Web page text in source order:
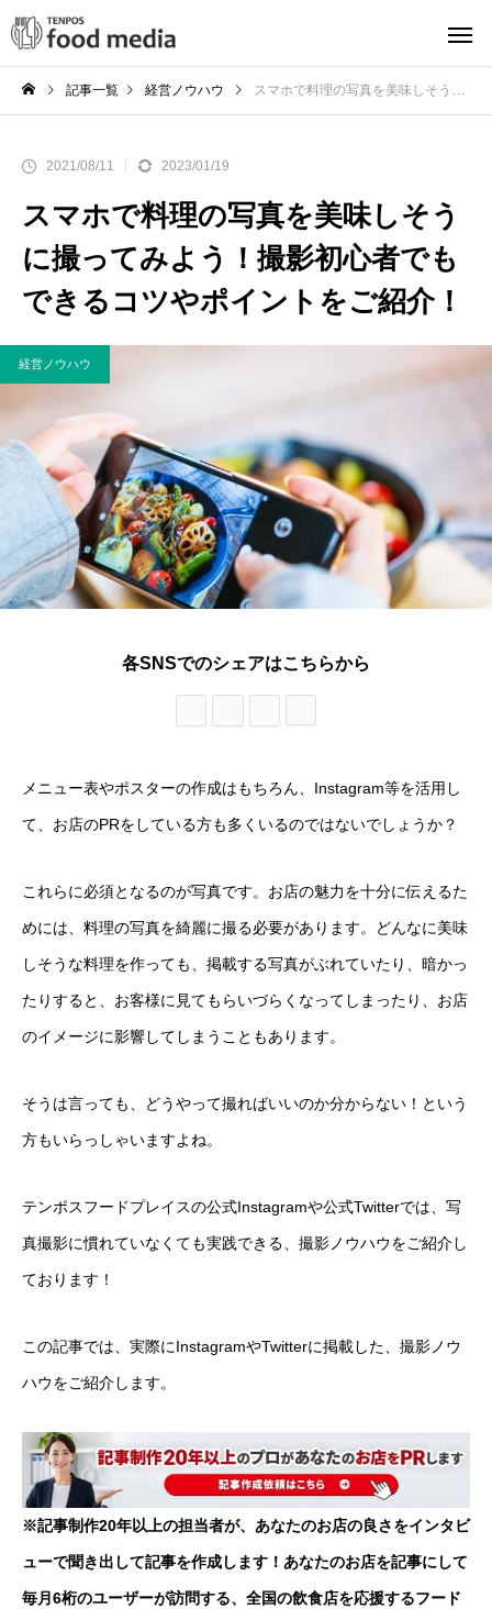
記事一覧 経営ノウハウ スマホで料理の写真を美味しそうに撮ってみよう！撮影初心者でもできるコツやポイントをご紹介！
2021/08/11 2023/01/19
スマホで料理の写真を美味しそう
に撮ってみよう！撮影初心者でも
できるコツやポイントをご紹介！
経営ノウハウ
各SNSでのシェアはこちらから
メニュー表やポスターの作成はもちろん、Instagram等を活用し
て、お店のPRをしている方も多くいるのではないでしょうか？
これらに必須となるのが写真です。お店の魅力を十分に伝えるた
めには、料理の写真を綺麗に撮る必要があります。どんなに美味
しそうな料理を作っても、掲載する写真がぶれていたり、暗かっ
たりすると、お客様に見てもらいづらくなってしまったり、お店
のイメージに影響してしまうこともあります。
そうは言っても、どうやって撮ればいいのか分からない！という
方もいらっしゃいますよね。
テンポスフードプレイスの公式Instagramや公式Twitterでは、写
真撮影に慣れていなくても実践できる、撮影ノウハウをご紹介し
ております！
この記事では、実際にInstagramやTwitterに掲載した、撮影ノウ
ハウをご紹介します。
※記事制作20年以上の担当者が、あなたのお店の良さをインタビ
ューで聞き出して記事を作成します！あなたのお店を記事にして
毎月6桁のユーザーが訪問する、全国の飲食店を応援するフード